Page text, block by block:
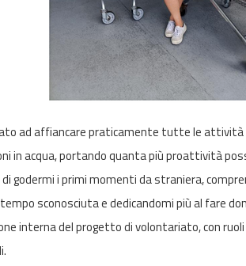
ad affiancare praticamente tutte le
in acqua, portando quanta più proattività
di godermi i primi momenti da straniera,
sconosciuta e dedicandomi più al fare
interna del progetto di volontariato, con